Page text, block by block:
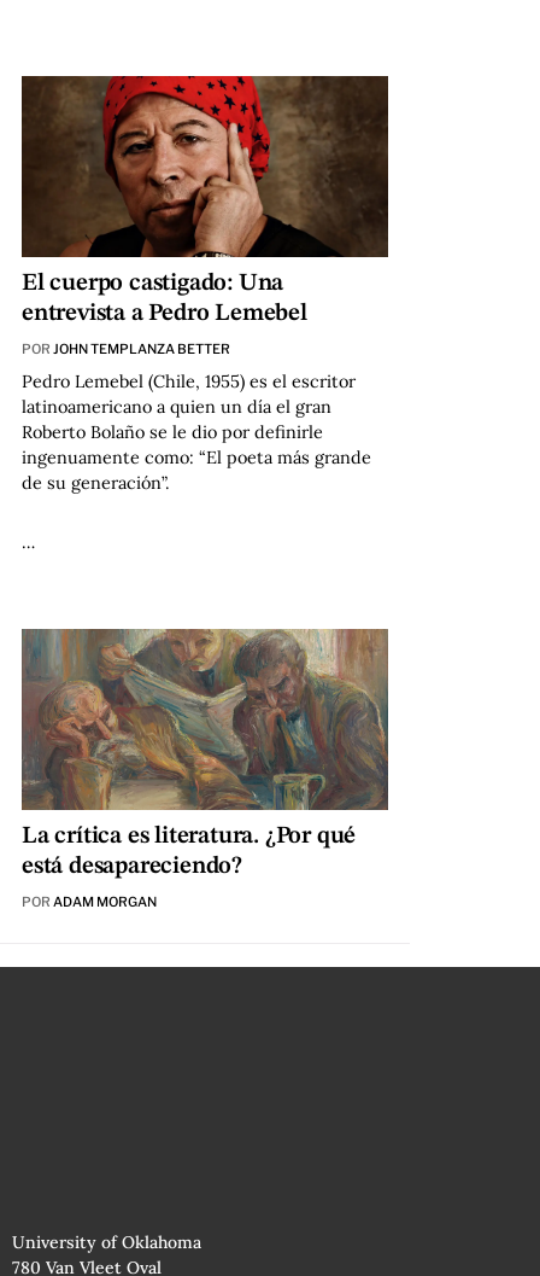
El cuerpo castigado: Una
entrevista a Pedro Lemebel
POR JOHN TEMPLANZA BETTER
Pedro Lemebel (Chile, 1955) es el escritor
latinoamericano a quien un día el gran
Roberto Bolaño se le dio por definirle
ingenuamente como: “El poeta más grande
de su generación”.
…
La crítica es literatura. ¿Por qué
está desapareciendo?
POR ADAM MORGAN
University of Oklahoma
780 Van Vleet Oval